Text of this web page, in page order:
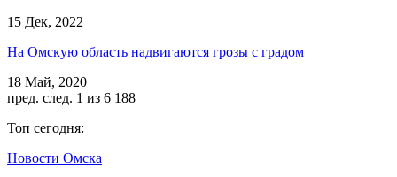
15 Дек, 2022
На Омскую область надвигаются грозы с градом
18 Май, 2020
пред. след. 1 из 6 188
Топ сегодня:
Новости Омска